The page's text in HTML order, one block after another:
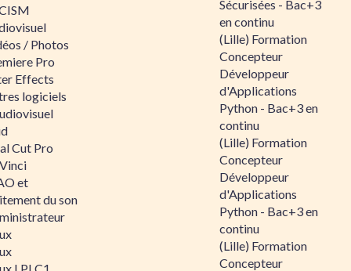
/ Photos
Pro
Effects
logiciels
Cut Pro
et
du son
Sécurisées - Bac+3
en continu
(Lille) Formation
Concepteur
Développeur
d'Applications
Python - Bac+3 en
continu
(Lille) Formation
Concepteur
Développeur
d'Applications
Python - Bac+3 en
continu
(Lille) Formation
Concepteur